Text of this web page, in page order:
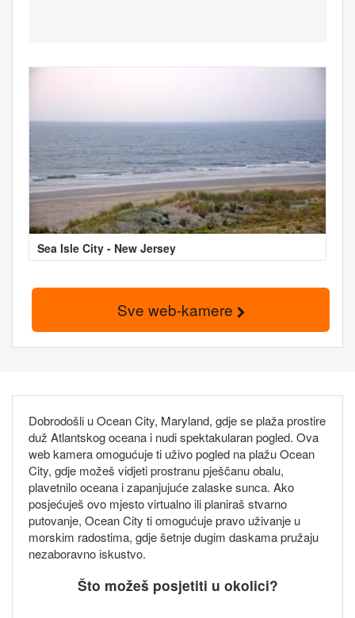
Sea Isle City - New Jersey
Sve web-kamere
Dobrodošli u Ocean City, Maryland, gdje se plaža prostire
duž Atlantskog oceana i nudi spektakularan pogled. Ova
web kamera omogućuje ti uživo pogled na plažu Ocean
City, gdje možeš vidjeti prostranu pješčanu obalu,
plavetnilo oceana i zapanjujuće zalaske sunca. Ako
posjećuješ ovo mjesto virtualno ili planiraš stvarno
putovanje, Ocean City ti omogućuje pravo uživanje u
morskim radostima, gdje šetnje dugim daskama pružaju
nezaboravno iskustvo.
Što možeš posjetiti u okolici?